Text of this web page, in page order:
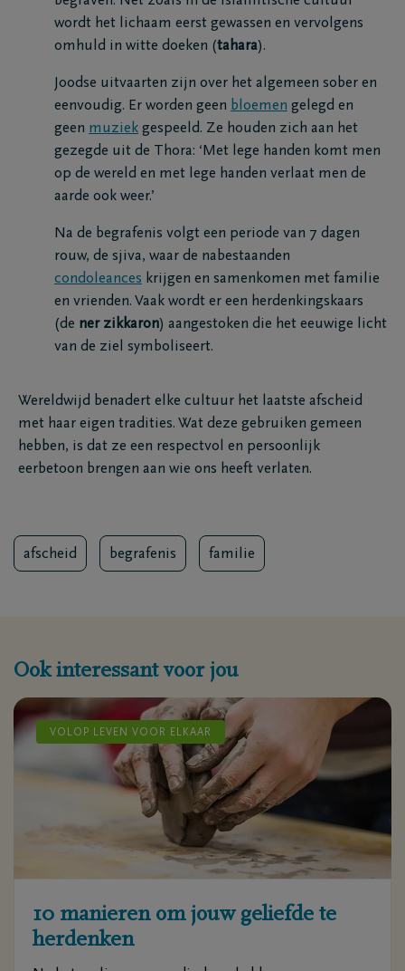
wordt het lichaam eerst gewassen en vervolgens
omhuld in witte doeken (tahara).
Joodse uitvaarten zijn over het algemeen sober en
eenvoudig. Er worden geen bloemen gelegd en
geen muziek gespeeld. Ze houden zich aan het
gezegde uit de Thora: ‘Met lege handen komt men
op de wereld en met lege handen verlaat men de
aarde ook weer.’
Na de begrafenis volgt een periode van 7 dagen
rouw, de sjiva, waar de nabestaanden
condoleances krijgen en samenkomen met familie
en vrienden. Vaak wordt er een herdenkingskaars
(de ner zikkaron) aangestoken die het eeuwige licht
van de ziel symboliseert.
Wereldwijd benadert elke cultuur het laatste afscheid
met haar eigen tradities. Wat deze gebruiken gemeen
hebben, is dat ze een respectvol en persoonlijk
eerbetoon brengen aan wie ons heeft verlaten.
afscheid begrafenis familie
Ook interessant voor jou
VOLOP LEVEN VOOR ELKAAR
10 manieren om jouw geliefde te
herdenken